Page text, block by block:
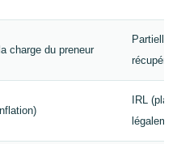
charge du preneur
IRL